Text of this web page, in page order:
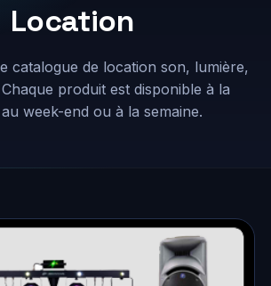
Location
catalogue de location son, lumière,
produit est disponible à la
week-end ou à la semaine.